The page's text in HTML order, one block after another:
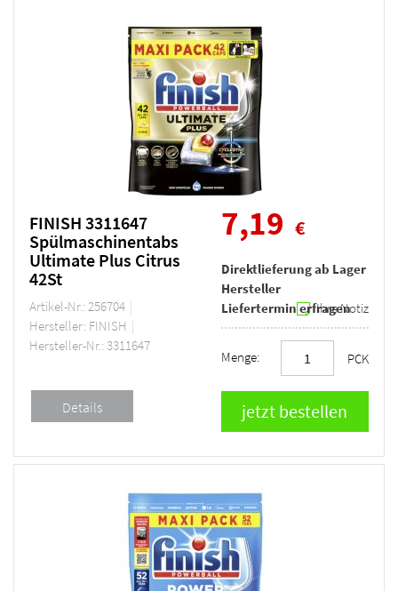
FINISH 3311647
Spülmaschinentabs
Ultimate Plus Citrus
42St
Artikel-Nr.: 256704
Hersteller: FINISH
Hersteller-Nr.: 3311647
7,19 €
Direktlieferung ab Lager
Hersteller
Liefertermin erfragen
Ihre Notiz
Menge: PCK